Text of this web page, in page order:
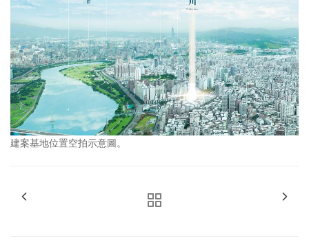
建案基地位置空拍示意圖。